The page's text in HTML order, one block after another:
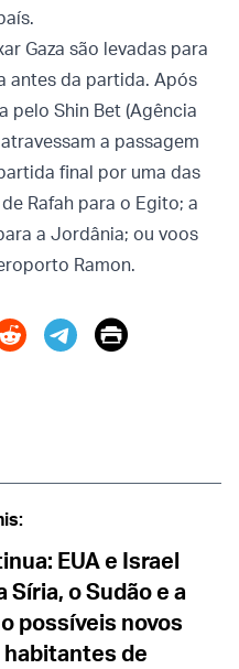
Gaza são levadas para
antes da partida. Após
pelo Shin Bet (Agência
a passagem
final por uma das
Rafah para o Egito; a
a Jordânia; ou voos
Ramon.
Print
EUA e Israel
Síria, o Sudão e a
possíveis novos
habitantes de